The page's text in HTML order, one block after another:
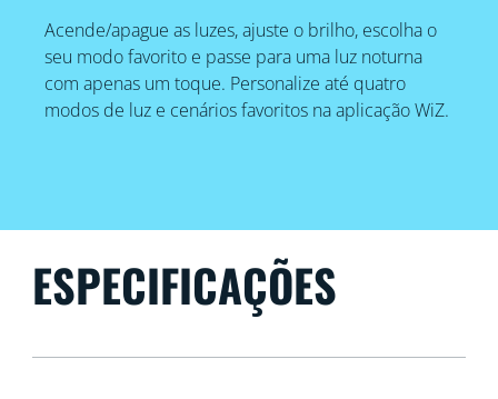
Acende/apague as luzes, ajuste o brilho, escolha o
seu modo favorito e passe para uma luz noturna
com apenas um toque. Personalize até quatro
modos de luz e cenários favoritos na aplicação WiZ.
ESPECIFICAÇÕES